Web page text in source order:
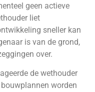
geen actieve
liet
sneller kan
is van de grond,
over.
de wethouder
worden